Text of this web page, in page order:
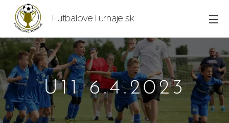
FutbaloveTurnaje.sk
U11 6.4.2023